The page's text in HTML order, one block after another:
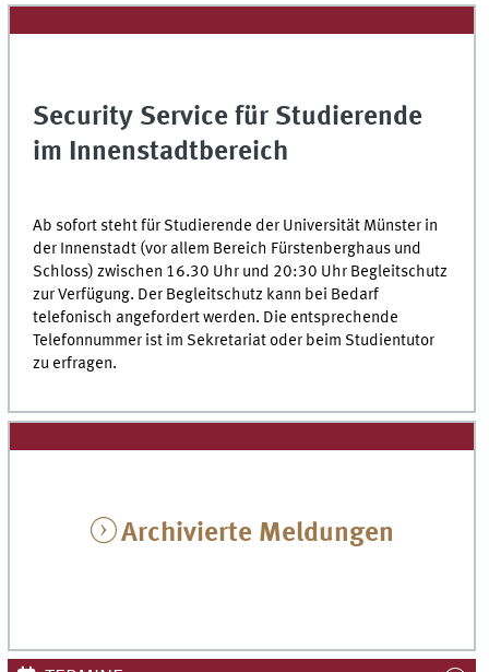
Security Service für Studierende
im Innenstadtbereich
Ab sofort steht für Studierende der Universität Münster in
der Innenstadt (vor allem Bereich Fürstenberghaus und
Schloss) zwischen 16.30 Uhr und 20:30 Uhr Begleitschutz
zur Verfügung. Der Begleitschutz kann bei Bedarf
telefonisch angefordert werden. Die entsprechende
Telefonnummer ist im Sekretariat oder beim Studientutor
zu erfragen.
Archivierte Meldungen